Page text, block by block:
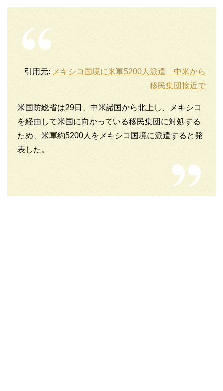
引用元: メキシコ国境に米軍5200人派遣 中米から
移民集団接近で
米国防総省は29日、中米諸国から北上し、メキシコ
を経由して米国に向かっている移民集団に対処する
ため、米軍約5200人をメキシコ国境に派遣すると発
表した。